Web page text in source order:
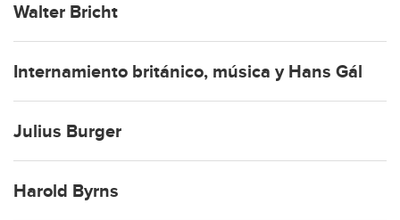
Walter Bricht
Internamiento británico, música y Hans Gál
Julius Burger
Harold Byrns